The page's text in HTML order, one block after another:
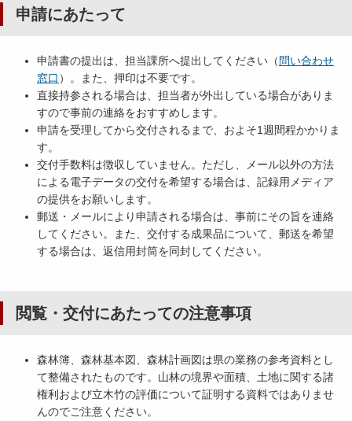
申請にあたって
申請書の提出は、担当課所へ提出してください（ 問い合わせ
窓口 ）。また、押印は不要です。
直接持参される場合は、担当者が外出している場合がありま
すので事前の連絡をおすすめします。
申請を受理してから交付されるまで、およそ1週間程かかりま
す。
交付手数料は徴収していません。ただし、メール以外の方法
による電子データの交付を希望する場合は、記録用メディア
の提供をお願いします。
郵送・メールにより申請される場合は、事前にその旨を連絡
してください。また、交付する成果品について、郵送を希望
する場合は、返信用封筒を同封してください。
閲覧・交付にあたっての注意事項
森林簿、森林基本図、森林計画図は県の業務の参考資料とし
て整備されたものです。山林の境界や面積、土地に関する諸
権利および立木竹の評価について証明する資料ではありませ
んのでご注意ください。